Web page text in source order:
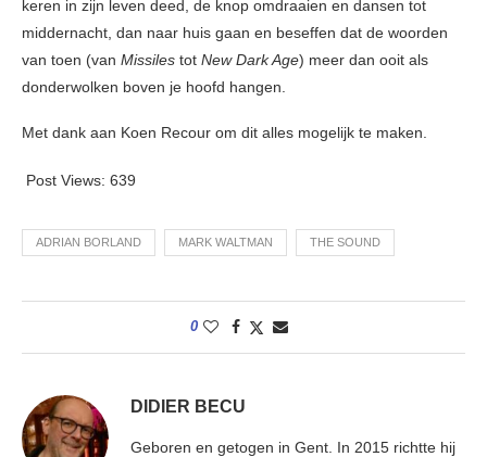
keren in zijn leven deed, de knop omdraaien en dansen tot
middernacht, dan naar huis gaan en beseffen dat de woorden
van toen (van Missiles tot New Dark Age) meer dan ooit als
donderwolken boven je hoofd hangen.
Met dank aan Koen Recour om dit alles mogelijk te maken.
Post Views: 639
ADRIAN BORLAND MARK WALTMAN THE SOUND
0
DIDIER BECU
Geboren en getogen in Gent. In 2015 richtte hij